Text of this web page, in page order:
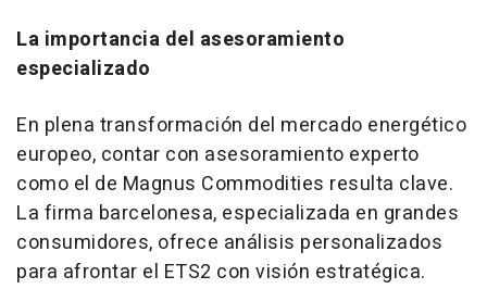
La importancia del asesoramiento
especializado
En plena transformación del mercado energético
europeo, contar con asesoramiento experto
como el de Magnus Commodities resulta clave.
La firma barcelonesa, especializada en grandes
consumidores, ofrece análisis personalizados
para afrontar el ETS2 con visión estratégica.